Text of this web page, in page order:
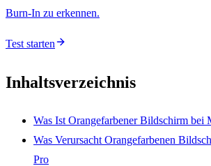
Burn-In zu erkennen.
Test starten
Inhaltsverzeichnis
Was Ist Orangefarbener Bildschirm bei
Was Verursacht Orangefarbenen
Pro